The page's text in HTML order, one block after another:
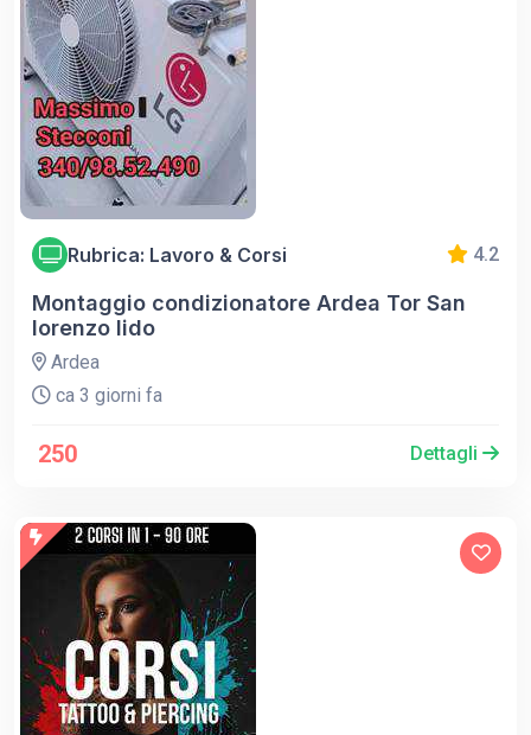
Rubrica: Lavoro & Corsi 4.2
Montaggio condizionatore Ardea Tor San
lorenzo lido
Ardea
ca 3 giorni fa
250 Dettagli